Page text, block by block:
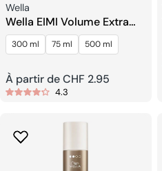
Fournisseur:
Wella
Wella EIMI Volume Extra
Volume Mousse de
coiffage
300 ml 75 ml 500 ml
Prix
À partir de CHF 2.95
4.3